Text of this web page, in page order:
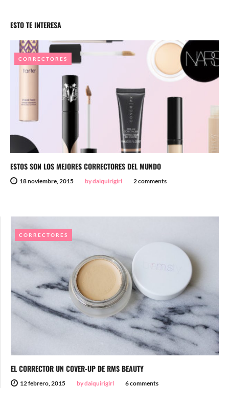
ESTO TE INTERESA
ESTOS SON LOS MEJORES CORRECTORES DEL MUNDO
18 noviembre, 2015 by daiquirigirl 2 comments
CORRECTORES
EL CORRECTOR UN COVER-UP DE RMS BEAUTY
12 febrero, 2015 by daiquirigirl 6 comments
CORRECTORES